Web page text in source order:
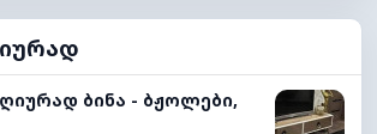
ბინა - ბჟოლები,